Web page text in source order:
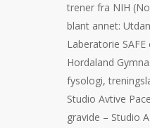
trener fra NIH
blant annet:
Laberatorie
Hordaland
fysologi,
Studio Avtive
gravide – Studio